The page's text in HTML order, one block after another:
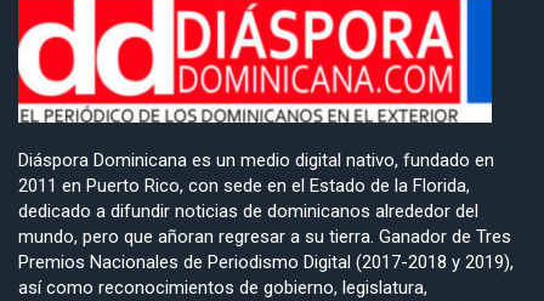
Diáspora Dominicana es un medio digital nativo, fundado en
2011 en Puerto Rico, con sede en el Estado de la Florida,
dedicado a difundir noticias de dominicanos alrededor del
mundo, pero que añoran regresar a su tierra. Ganador de Tres
Premios Nacionales de Periodismo Digital (2017-2018 y 2019),
así como reconocimientos de gobierno, legislatura,